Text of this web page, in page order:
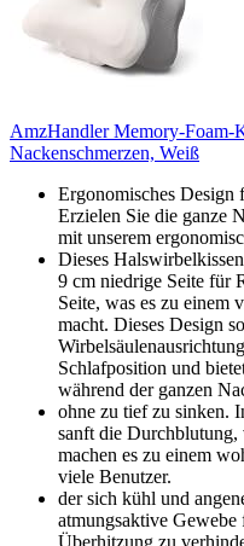
AmzHandler Memory-Foam-
Nackenschmerzen, Weiß
Ergonomisches Design
Erzielen Sie die ganze
mit unserem
Dieses
9 cm niedrige Seite für
Seite, was es zu einem
macht. Dieses Design
Schlafposition und
während der ganzen
ohne zu tief zu sinken.
sanft die Durchblutung,
machen es zu einem
viele Benutzer.
der sich kühl und
atmungsaktive